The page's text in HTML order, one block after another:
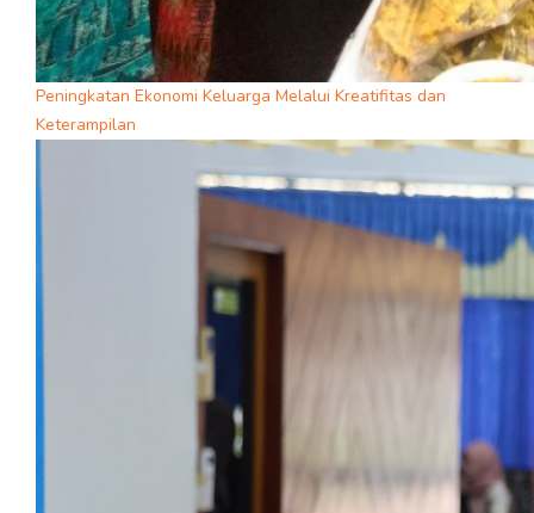
Peningkatan Ekonomi Keluarga Melalui Kreatifitas dan
Keterampilan